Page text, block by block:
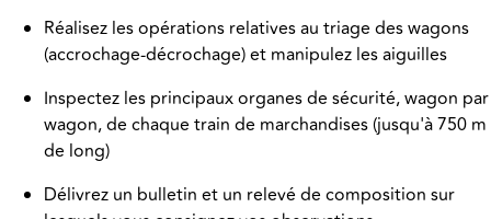
Réalisez les opérations relatives au triage des wagons
(accrochage-décrochage) et manipulez les aiguilles
Inspectez les principaux organes de sécurité, wagon par
wagon, de chaque train de marchandises (jusqu'à 750 m
de long)
Délivrez un bulletin et un relevé de composition sur